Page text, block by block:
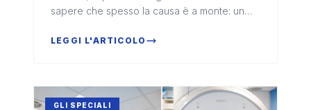
sapere che spesso la causa è a monte: un
sbilanciata, un'asimmetria nella distribuzione
riconoscere i segnali più comuni dei disturbi
biomeccanici e quando è il momento di
LEGGI L'ARTICOLO
GLI SPECIALI